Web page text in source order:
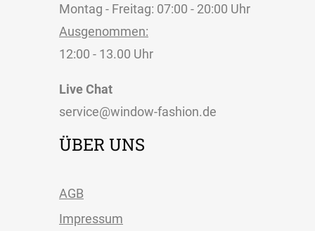
Montag - Freitag: 07:00 - 20:00 Uhr
Ausgenommen:
12:00 - 13.00 Uhr
Live Chat
service@window-fashion.de
ÜBER UNS
AGB
Impressum